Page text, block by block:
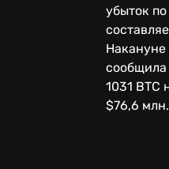
убыток
сообщила
1031 BTC
$76,6 млн.